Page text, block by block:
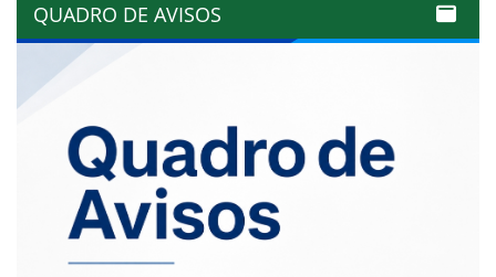
QUADRO DE AVISOS